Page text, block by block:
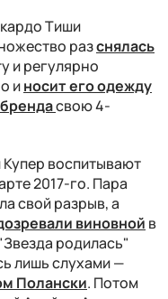
Тиши
разснялась
и регулярно
иносит его одежду
свою 4-
воспитывают
2017-го. Пара
свой разрыв, а
виновной в
родилась"
лишь слухами —
Полански. Потом